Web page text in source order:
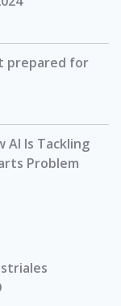
prepared for
AI Is Tackling
Problem